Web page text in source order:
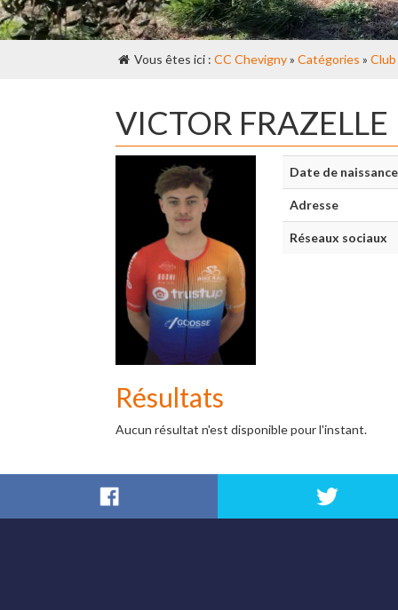
Vous êtes ici : CC Chevigny» Catégories » Club
VICTOR FRAZELLE
Date de naissance
Adresse
Réseaux sociaux
Résultats
Aucun résultat n'est disponible pour l'instant.